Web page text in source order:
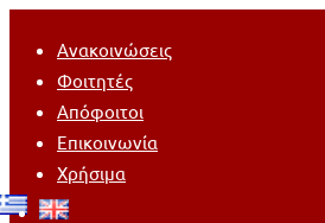
Ανακοινώσεις
Φοιτητές
Απόφοιτοι
Επικοινωνία
Χρήσιμα